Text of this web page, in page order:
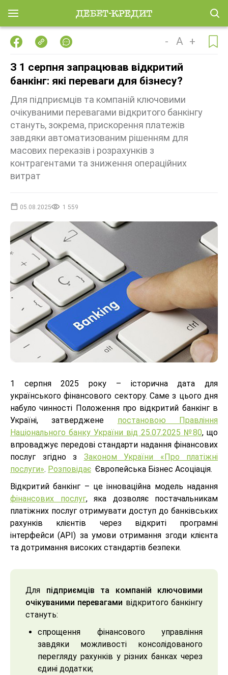
- A +
З 1 серпня запрацював відкритий
банкінг: які переваги для бізнесу?
Для підприємців та компаній ключовими
очікуваними перевагами відкритого банкінгу
стануть, зокрема, прискорення платежів
завдяки автоматизованим рішенням для
масових переказів і розрахунків з
контрагентами та зниження операційних
витрат
05.08.2025 1 559
1 серпня 2025 року – історична дата для
українського фінансового сектору. Саме з цього дня
набуло чинності Положення про відкритий банкінг в
Україні, затверджене постановою Правління
Національного банку України від 25.07.2025 №80, що
впроваджує передові стандарти надання фінансових
послуг згідно з Законом України «Про платіжні
послуги». Розповідає Європейська Бізнес Асоціація.
Відкритий банкінг – це інноваційна модель надання
фінансових послуг, яка дозволяє постачальникам
платіжних послуг отримувати доступ до банківських
рахунків клієнтів через відкриті програмні
інтерфейси (API) за умови отримання згоди клієнта
та дотримання високих стандартів безпеки.
Для підприємців та компаній ключовими
очікуваними перевагами відкритого банкінгу
стануть:
спрощення фінансового управління
завдяки можливості консолідованого
перегляду рахунків у різних банках через
єдині додатки;